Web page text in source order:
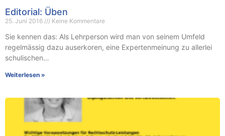
Editorial: Üben
25. Juni 2016 Keine Kommentare
Sie kennen das: Als Lehrperson wird man von seinem Umfeld
regelmässig dazu auserkoren, eine Expertenmeinung zu allerlei
schulischen…
Weiterlesen »